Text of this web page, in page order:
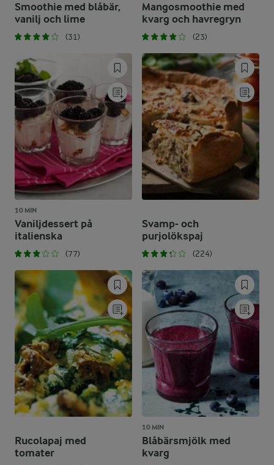
Smoothie med blåbär,
vanilj och lime
(31)
Mangosmoothie med
kvarg och havregryn
(23)
10 MIN
Vaniljdessert på
italienska
(77)
Svamp- och
purjolökspaj
(224)
Rucolapaj med
tomater
10 MIN
Blåbärsmjölk med
kvarg